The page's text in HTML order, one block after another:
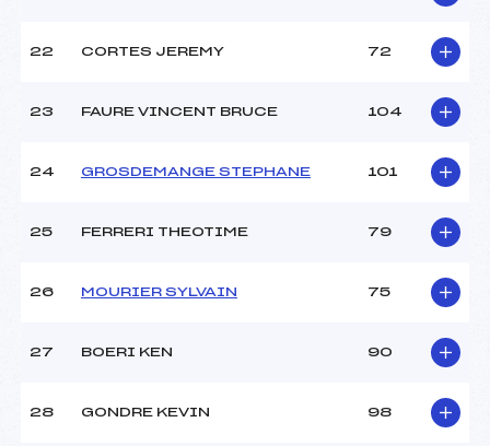
22 CORTES JEREMY 72
23 FAURE VINCENT BRUCE 104
24 GROSDEMANGE STEPHANE 101
25 FERRERI THEOTIME 79
26 MOURIER SYLVAIN 75
27 BOERI KEN 90
28 GONDRE KEVIN 98